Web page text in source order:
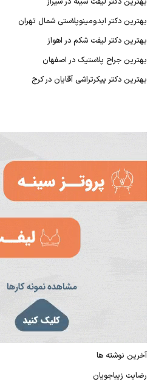
آخرین نوشته ها
رضایت زیباجویان
بهترین دکتر ابدومینوپلاستی شمال تهران
بهترین دکتر لیفت شکم در اهواز
بهترین جراح پلاستیک در اصفهان
بهترین دکتر پیکرتراشی آقایان در کرج